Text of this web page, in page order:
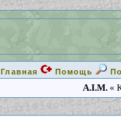
Главная Помощь
A.I.M.«